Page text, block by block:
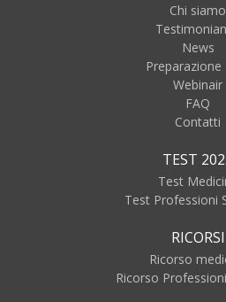
Chi siamo
News
Preparazione
Webinair
FAQ
Contatti
TEST
Test
Test Professioni
RICORSI
Ricorso
Ricorso